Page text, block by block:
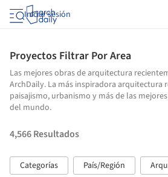
Iniciar sesión
Proyectos Filtrar Por Area
Las mejores obras de arquitectura
ArchDaily. La más inspiradora arquitectura
paisajismo, urbanismo y más de las
del mundo.
4,566Resultados
Categorías País/Región